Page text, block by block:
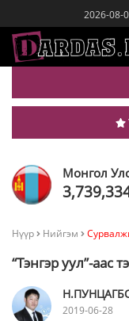
2026-08-
Монгол
Нүүр Нийгэм
“Тэнгэр уул”-аас
2019-06-28